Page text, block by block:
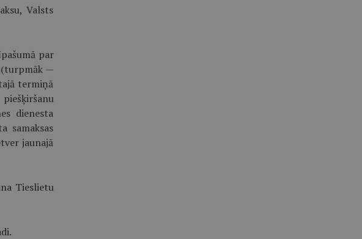
Valsts
par
(turpmāk —
termiņā
dienesta
samaksas
jaunajā
Tieslietu